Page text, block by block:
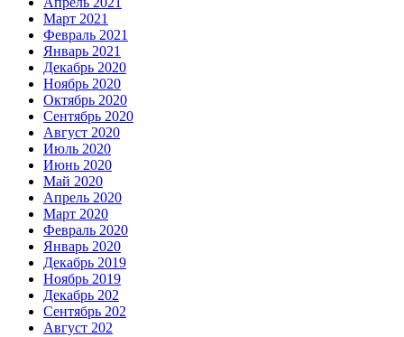
Март 2021
Февраль 2021
Январь 2021
Декабрь 2020
Ноябрь 2020
Октябрь 2020
Сентябрь 2020
Август 2020
Июль 2020
Июнь 2020
Май 2020
Апрель 2020
Март 2020
Февраль 2020
Январь 2020
Декабрь 2019
Ноябрь 2019
Декабрь 202
Сентябрь 202
Август 202